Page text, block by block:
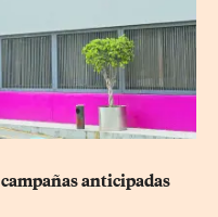
anticipadas